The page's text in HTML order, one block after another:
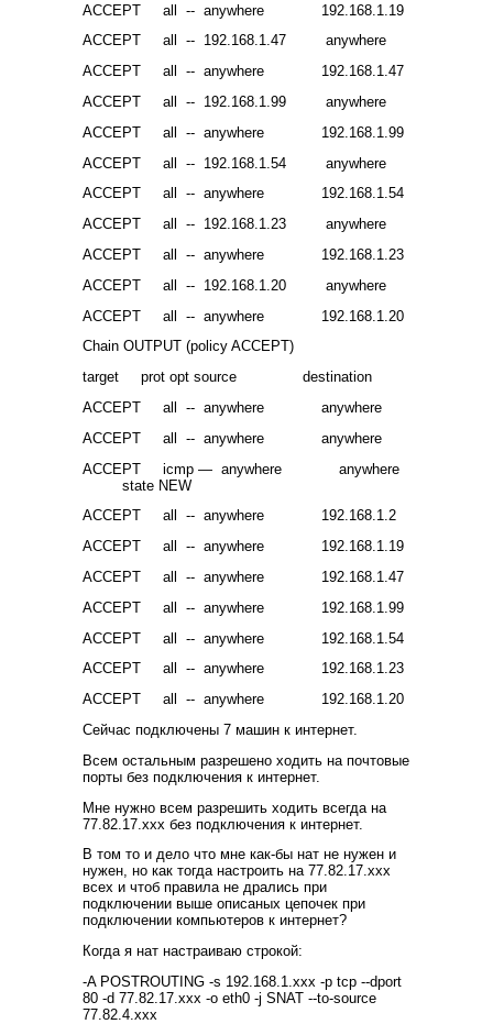
ACCEPT all -- anywhere 192.168.1.19
ACCEPT all -- 192.168.1.47 anywhere
ACCEPT all -- anywhere 192.168.1.47
ACCEPT all -- 192.168.1.99 anywhere
ACCEPT all -- anywhere 192.168.1.99
ACCEPT all -- 192.168.1.54 anywhere
ACCEPT all -- anywhere 192.168.1.54
ACCEPT all -- 192.168.1.23 anywhere
ACCEPT all -- anywhere 192.168.1.23
ACCEPT all -- 192.168.1.20 anywhere
ACCEPT all -- anywhere 192.168.1.20
Chain OUTPUT (policy ACCEPT)
target prot opt source destination
ACCEPT all -- anywhere anywhere
ACCEPT all -- anywhere anywhere
ACCEPT icmp — anywhere anywhere
state NEW
ACCEPT all -- anywhere 192.168.1.2
ACCEPT all -- anywhere 192.168.1.19
ACCEPT all -- anywhere 192.168.1.47
ACCEPT all -- anywhere 192.168.1.99
ACCEPT all -- anywhere 192.168.1.54
ACCEPT all -- anywhere 192.168.1.23
ACCEPT all -- anywhere 192.168.1.20
Сейчас подключены 7 машин к интернет.
Всем остальным разрешено ходить на почтовые
порты без подключения к интернет.
Мне нужно всем разрешить ходить всегда на
77.82.17.xxx без подключения к интернет.
В том то и дело что мне как-бы нат не нужен и
нужен, но как тогда настроить на 77.82.17.xxx
всех и чтоб правила не дрались при
подключении выше описаных цепочек при
подключении компьютеров к интернет?
Когда я нат настраиваю строкой:
-A POSTROUTING -s 192.168.1.ххх -p tcp --dport
80 -d 77.82.17.xxx -o eth0 -j SNAT --to-source
77.82.4.xxx